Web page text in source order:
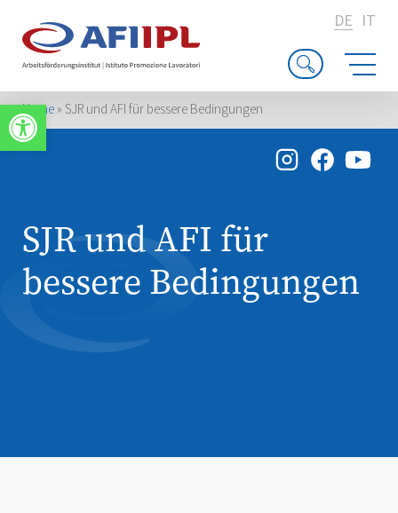
Werkzeugleiste öffnen
DE IT
Home»SJR und AFI für bessere Bedingungen
SJR und AFI für
bessere Bedingungen